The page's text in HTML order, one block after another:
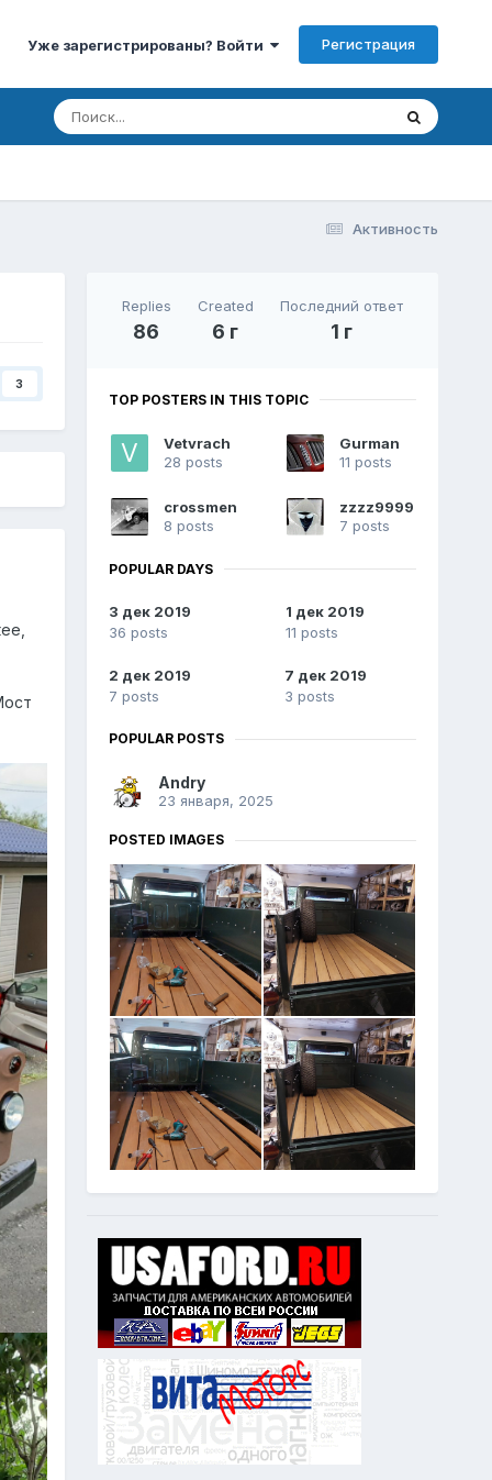
Уже зарегистрированы? Войти Регистрация
Активность
3
Replies
86
Created
6 г
Последний ответ
1 г
TOP POSTERS IN THIS TOPIC
Vetvrach
28 posts
Gurman
11 posts
crossmen
8 posts
zzzz9999
7 posts
POPULAR DAYS
3 дек 2019
36 posts
1 дек 2019
11 posts
2 дек 2019
7 posts
7 дек 2019
3 posts
POPULAR POSTS
Andry
23 января, 2025
POSTED IMAGES